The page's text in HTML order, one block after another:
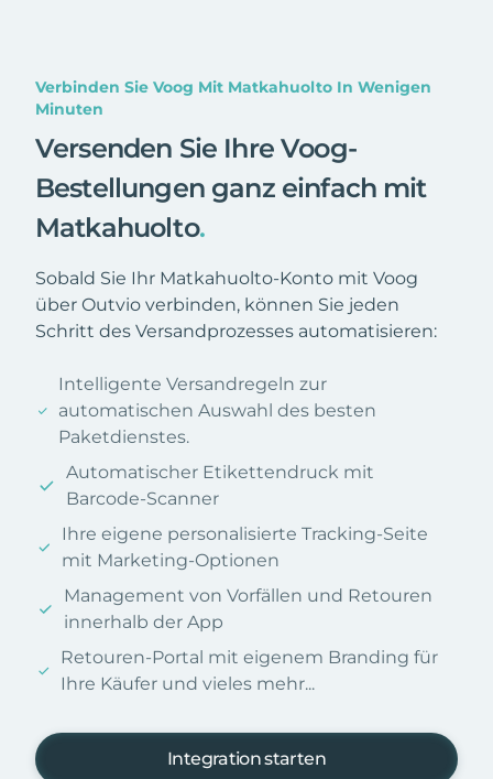
Verbinden Sie Voog Mit Matkahuolto In Wenigen
Minuten
Versenden Sie Ihre Voog-
Bestellungen ganz einfach mit
Matkahuolto.
Sobald Sie Ihr Matkahuolto-Konto mit Voog
über Outvio verbinden, können Sie jeden
Schritt des Versandprozesses automatisieren:
Intelligente Versandregeln zur
automatischen Auswahl des besten
Paketdienstes.
Automatischer Etikettendruck mit
Barcode-Scanner
Ihre eigene personalisierte Tracking-Seite
mit Marketing-Optionen
Management von Vorfällen und Retouren
innerhalb der App
Retouren-Portal mit eigenem Branding für
Ihre Käufer und vieles mehr...
Integration starten